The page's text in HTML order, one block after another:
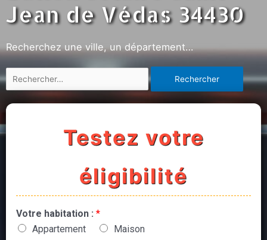
Jean de Védas 34430
Recherchez une ville, un département…
Testez votre
éligibilité
Votre habitation : *
Appartement
Maison